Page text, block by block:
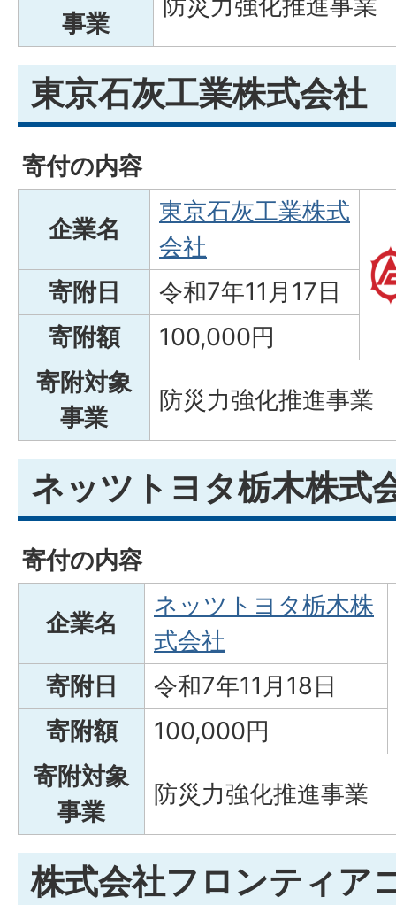
事業
防災力強化推進事業
東京石灰工業株式会社
寄付の内容
企業名
東京石灰工業株式
会社
寄附日
令和7年11月17日
寄附額
100,000円
寄附対象
事業
防災力強化推進事業
ネッツトヨタ栃木株式
寄付の内容
企業名
ネッツトヨタ栃木株
式会社
寄附日
令和7年11月18日
寄附額
100,000円
寄附対象
事業
防災力強化推進事業
株式会社フロンティア